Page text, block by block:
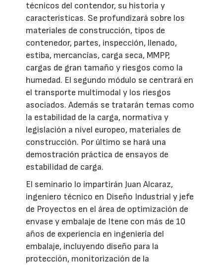
técnicos del contendor, su historia y
características. Se profundizará sobre los
materiales de construcción, tipos de
contenedor, partes, inspección, llenado,
estiba, mercancías, carga seca, MMPP,
cargas de gran tamaño y riesgos como la
humedad. El segundo módulo se centrará en
el transporte multimodal y los riesgos
asociados. Además se tratarán temas como
la estabilidad de la carga, normativa y
legislación a nivel europeo, materiales de
construcción. Por último se hará una
demostración práctica de ensayos de
estabilidad de carga.
El seminario lo impartirán Juan Alcaraz,
ingeniero técnico en Diseño Industrial y jefe
de Proyectos en el área de optimización de
envase y embalaje de Itene con más de 10
años de experiencia en ingeniería del
embalaje, incluyendo diseño para la
protección, monitorización de la